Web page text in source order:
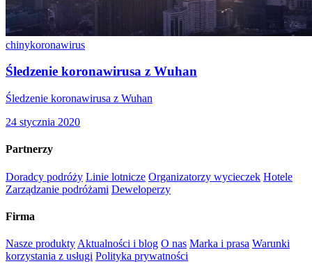
chinykoronawirus
Śledzenie koronawirusa z Wuhan
Śledzenie koronawirusa z Wuhan
24 stycznia 2020
Partnerzy
Doradcy podróży Linie lotnicze Organizatorzy wycieczek Hotele
Zarządzanie podróżami Deweloperzy
Firma
Nasze produkty Aktualności i blog O nas Marka i prasa Warunki
korzystania z usługi Polityka prywatności